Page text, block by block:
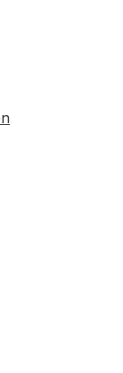
bei
115 mm